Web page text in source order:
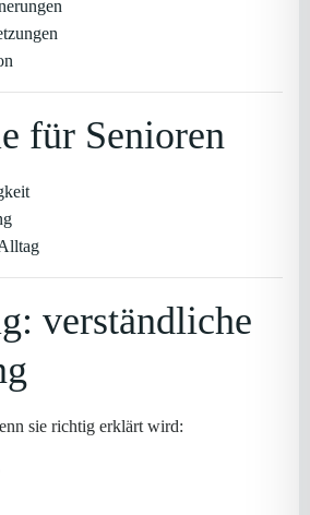
für Senioren
verständliche
sie richtig erklärt wird: